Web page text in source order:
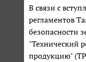
В связи с
регламентов
безопасности
"Технический
продукцию"